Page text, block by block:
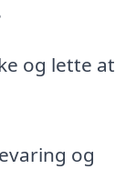
og lette at
og